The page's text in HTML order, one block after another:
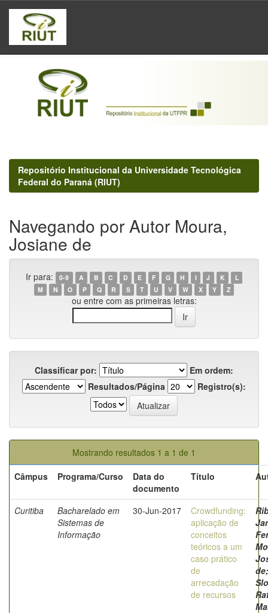
Skip
navigation
Repositório Institucional da Universidade Tecnológica
Federal do Paraná (RIUT)
Navegando por Autor Moura,
Josiane de
Ir para: 0-9 A B C D E F G H I J K
L
M
N O P Q R S T U V W X Y Z
ou entre com as primeiras letras:
Classificar por:
Em ordem:
Resultados/Página
Registro(s):
Mostrando resultados 1 a 1 de 1
Câmpus
Programa/Curso
Data do
documento
Título
Curitiba
Bacharelado em
Sistemas de
Informação
30-Jun-2017
Crowdfunding:
aplicação de
conceitos
teóricos a um
caso prático
de
arrecadação
de recursos
de;